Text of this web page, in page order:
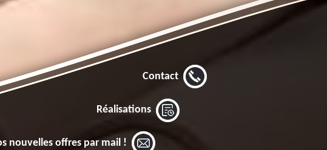
Contact
Réalisations
nouvelles offres par mail !